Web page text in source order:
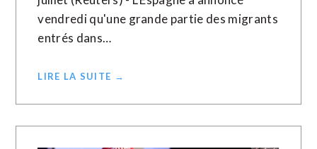
vendredi qu'une grande partie des migrants
entrés dans…
LIRE LA SUITE →